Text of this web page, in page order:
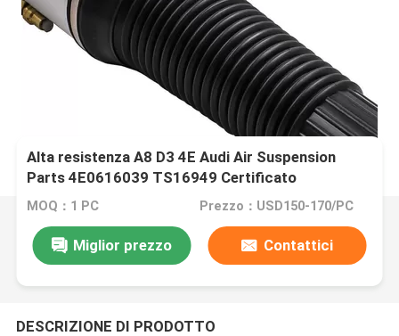
Alta resistenza A8 D3 4E Audi Air Suspension
Parts 4E0616039 TS16949 Certificato
MOQ：1 PC Prezzo：USD150-170/PC
Miglior prezzo Contattici
DESCRIZIONE DI PRODOTTO